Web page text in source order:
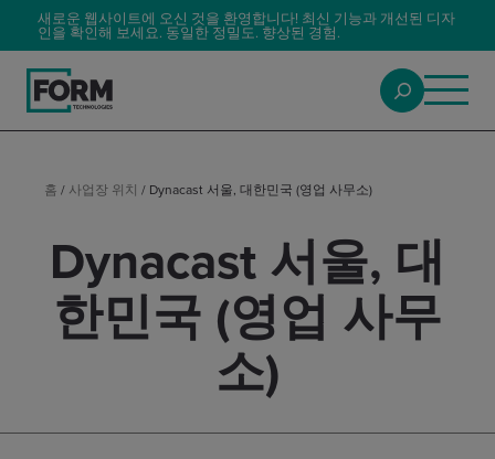
새로운 웹사이트에 오신 것을 환영합니다! 최신 기능과 개선된 디자
인을 확인해 보세요. 동일한 정밀도. 향상된 경험.
홈 / 사업장 위치 / Dynacast 서울, 대한민국 (영업 사무소)
Dynacast 서울, 대
한민국 (영업 사무
소)